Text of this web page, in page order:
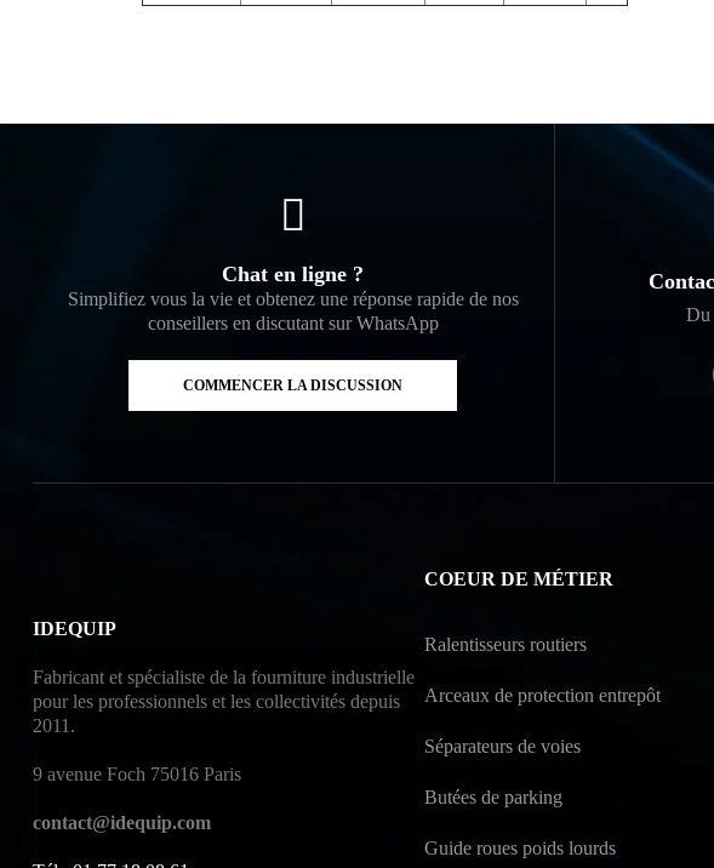
Chat en ligne ?
Simplifiez vous la vie et obtenez une réponse rapide de nos
conseillers en discutant sur WhatsApp
COMMENCER LA DISCUSSION
Du
IDEQUIP
Fabricant et spécialiste de la fourniture industrielle
pour les professionnels et les collectivités depuis
2011.
9 avenue Foch 75016 Paris
contact@idequip.com
COEUR DE MÉTIER
Ralentisseurs routiers
Arceaux de protection entrepôt
Séparateurs de voies
Butées de parking
Guide roues poids lourds